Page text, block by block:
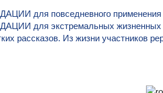
для повседневного
для экстремальных
рассказов. Из жизни участников